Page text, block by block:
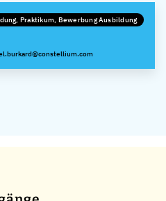
Praktikum, Bewerbung Ausbildung